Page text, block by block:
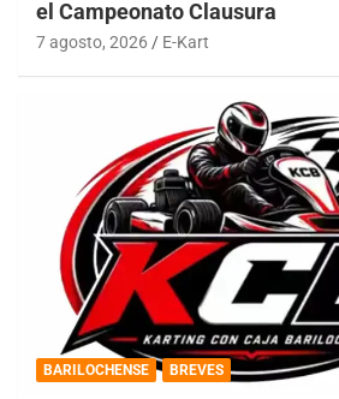
el Campeonato Clausura
7 agosto, 2026 E-Kart
BARILOCHENSE BREVES